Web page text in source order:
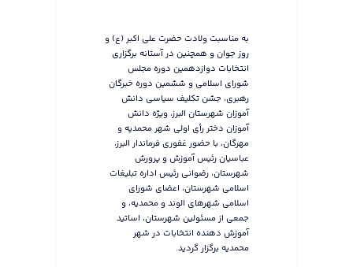
به مناسبت ولادت حضرت علی اکبر (ع) و
روز جوان و همچنین در آستانه برگزاری
انتخابات دوازدهمین دوره مجلس
شورای اسلامی و ششمین دوره خبرگان
رهبری، جشن تکلیف سیاسی دانش
آموزان شهرستان البرز، ویژه دانش
آموزان دختر رأی اولی شهر محمدیه و
مهرگان، با حضور غفوری فرماندار البرز،
عباسیان رئیس آموزش و پرورش
شهرستان، رضوانی رئیس اداره تبلیغات
اسلامی شهرستان، اعضای شورای
اسلامی شهرهای الوند و محمدیه، و
جمعی از مسئولین شهرستان، اساتید
آموزش دهنده انتخابات در شهر
محمدیه برگزار گردید.